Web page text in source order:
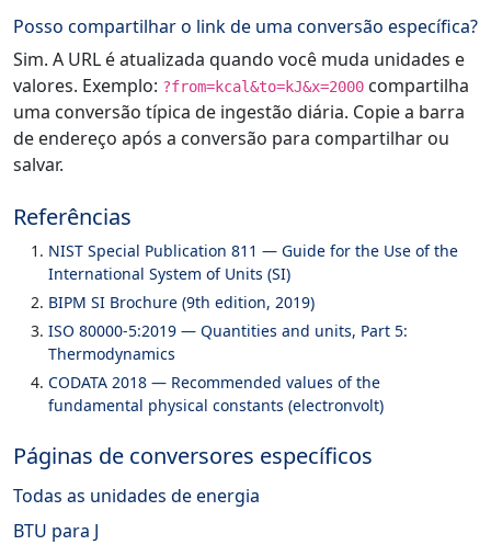
Posso compartilhar o link de uma conversão específica?
Sim. A URL é atualizada quando você muda unidades e
valores. Exemplo: ?from=kcal&to=kJ&x=2000 compartilha
uma conversão típica de ingestão diária. Copie a barra
de endereço após a conversão para compartilhar ou
salvar.
Referências
NIST Special Publication 811 — Guide for the Use of the
International System of Units (SI)
BIPM SI Brochure (9th edition, 2019)
ISO 80000-5:2019 — Quantities and units, Part 5:
Thermodynamics
CODATA 2018 — Recommended values of the
fundamental physical constants (electronvolt)
Páginas de conversores específicos
Todas as unidades de energia
BTU para J